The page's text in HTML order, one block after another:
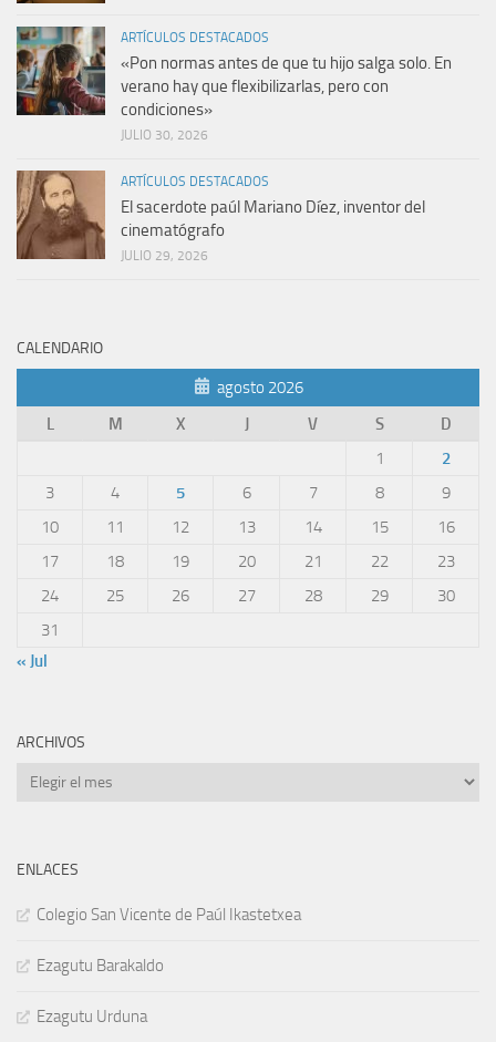
ARTÍCULOS DESTACADOS
«Pon normas antes de que tu hijo salga solo. En
verano hay que flexibilizarlas, pero con
condiciones»
JULIO 30, 2026
ARTÍCULOS DESTACADOS
El sacerdote paúl Mariano Díez, inventor del
cinematógrafo
JULIO 29, 2026
CALENDARIO
agosto 2026
L
M X J V S
D
1
2
3
4 5 6 7 8
9
10
11 12 13 14 15
16
17
18 19 20 21 22
23
24
25 26 27 28 29
30
31
« Jul
ARCHIVOS
Archivos
ENLACES
Colegio San Vicente de Paúl Ikastetxea
Ezagutu Barakaldo
Ezagutu Urduna